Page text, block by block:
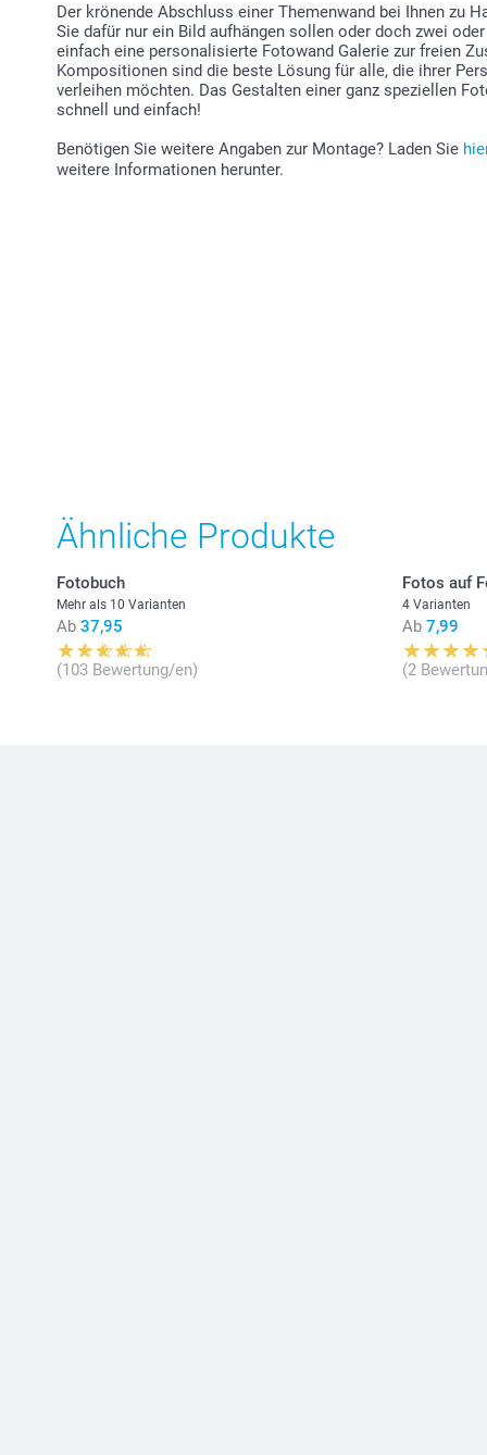
Der krönende Abschluss einer Themenwand bei Ihnen zu
Sie dafür nur ein Bild aufhängen sollen oder doch zwei
einfach eine personalisierte Fotowand Galerie zur freien
Kompositionen sind die beste Lösung für alle, die ihrer
verleihen möchten. Das Gestalten einer ganz speziellen
schnell und einfach!
Benötigen Sie weitere Angaben zur Montage? Laden Sie
weitere Informationen herunter.
Ähnliche Produkte
Fotobuch
Mehr als 10 Varianten
Ab 37,95
(103 Bewertung/en)
Fotos auf
4 Varianten
Ab 7,99
(2